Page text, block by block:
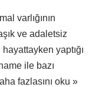
varlığının
ve adaletsiz
yaptığı
ile bazı
fazlasını oku »